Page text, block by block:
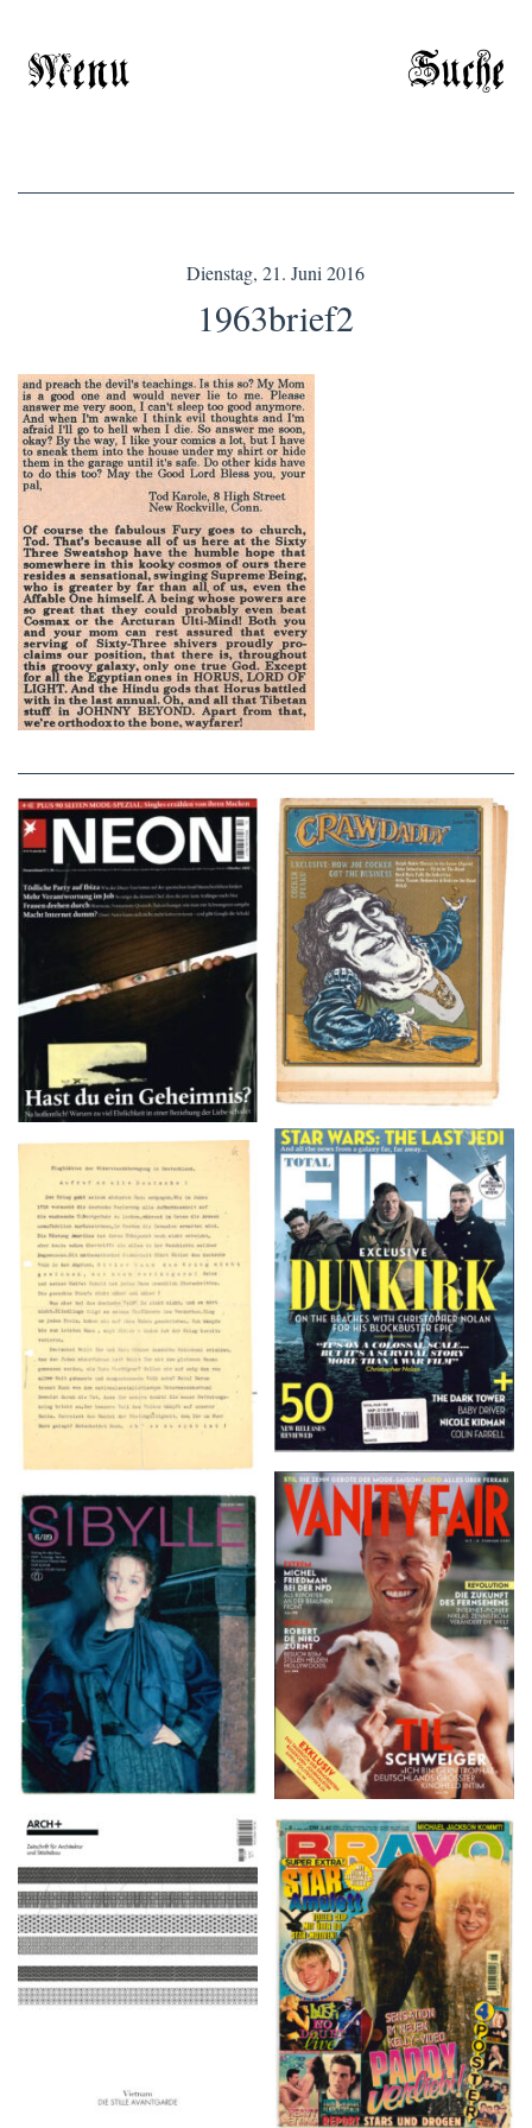
Menu Suche
Dienstag, 21. Juni 2016
1963brief2
NEON – OKTOBER
2008
Crawdaddy – June/11/72
TOTAL FILM #260 –
SUMMER 2017
Flugblätter der Weissen
Rose – V, Januar 1943
VANITY FAIR – Nr. 7 –
8. Februar 2007
SIBYLLE 6/89
ARCH+ Nr. 226, Herbst
2016
BRAVO – Nr. 8, 13. Febr.
1997